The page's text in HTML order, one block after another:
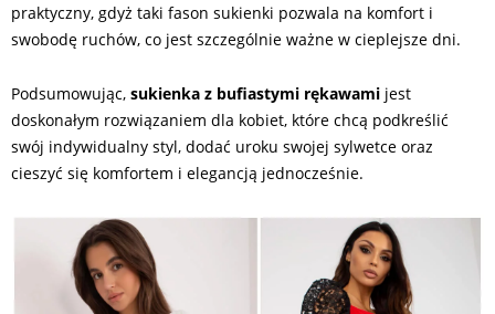
praktyczny, gdyż taki fason sukienki pozwala na komfort i
swobodę ruchów, co jest szczególnie ważne w cieplejsze dni.
Podsumowując, sukienka z bufiastymi rękawami jest
doskonałym rozwiązaniem dla kobiet, które chcą podkreślić
swój indywidualny styl, dodać uroku swojej sylwetce oraz
cieszyć się komfortem i elegancją jednocześnie.